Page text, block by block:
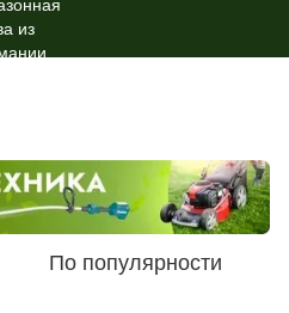
По популярности